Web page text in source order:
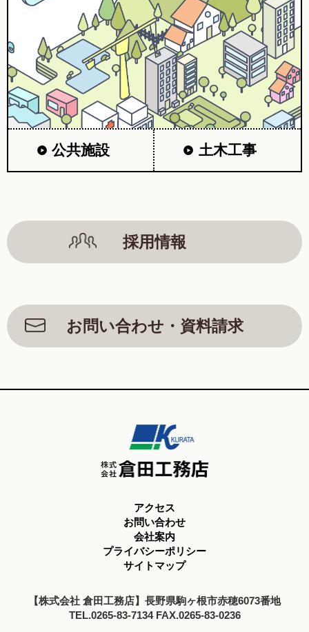
公共施設 土木工事
採用情報
お問い合わせ・資料請求
アクセス
お問い合わせ
会社案内
プライバシーポリシー
サイトマップ
【株式会社 倉田工務店】長野県駒ヶ根市赤穂6073番地
TEL.0265-83-7134 FAX.0265-83-0236